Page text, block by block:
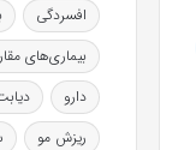
افسردگی
بیماری‌های
دارو
ریزش مو